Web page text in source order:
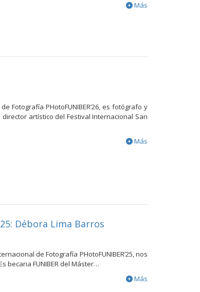
Más
Fotografía PHotoFUNIBER’26, es fotógrafo y
artístico del Festival Internacional San
Más
Débora Lima Barros
de Fotografía PHotoFUNIBER’25, nos
becaria FUNIBER del Máster…
Más